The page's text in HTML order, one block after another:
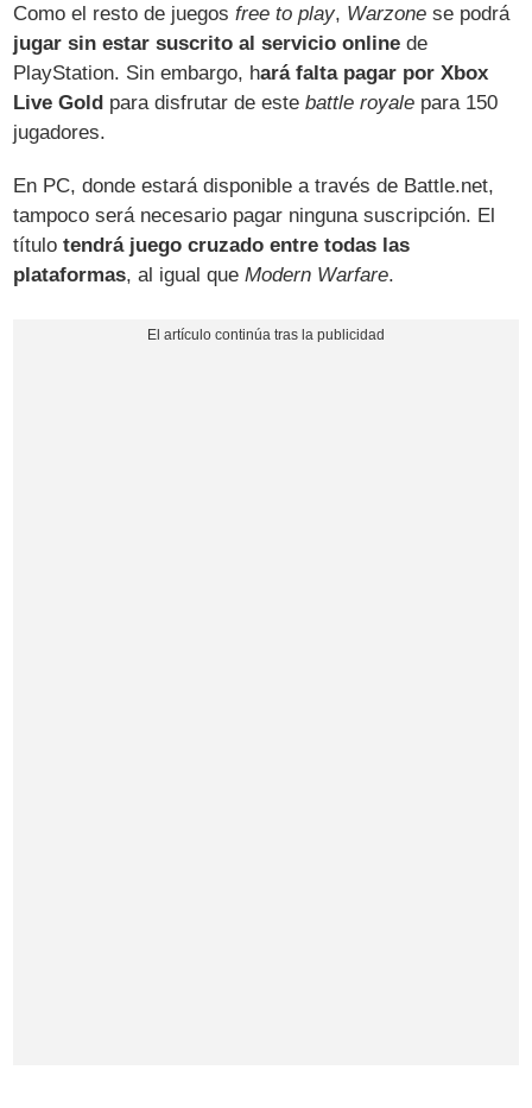
Como el resto de juegosfree to play, Warzone se podrá
jugar sin estar suscrito al servicio online de
PlayStation. Sin embargo, hará falta pagar por Xbox
Live Gold para disfrutar de estebattle royale para 150
jugadores.
En PC, donde estará disponible a través de Battle.net,
tampoco será necesario pagar ninguna suscripción. El
títulotendrá juego cruzado entre todas las
plataformas, al igual queModern Warfare.